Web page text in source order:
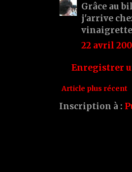
Grâce au
j'arrive
22 avril
Enregistrer
Article plus récent
Inscription à :